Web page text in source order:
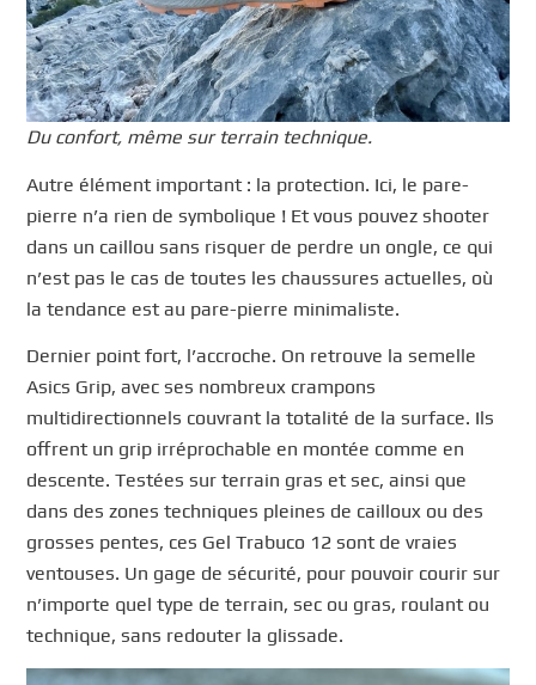
Du confort, même sur terrain technique.
Autre élément important : la protection. Ici, le pare-
pierre n’a rien de symbolique ! Et vous pouvez shooter
dans un caillou sans risquer de perdre un ongle, ce qui
n’est pas le cas de toutes les chaussures actuelles, où
la tendance est au pare-pierre minimaliste.
Dernier point fort, l’accroche. On retrouve la semelle
Asics Grip, avec ses nombreux crampons
multidirectionnels couvrant la totalité de la surface. Ils
offrent un grip irréprochable en montée comme en
descente. Testées sur terrain gras et sec, ainsi que
dans des zones techniques pleines de cailloux ou des
grosses pentes, ces Gel Trabuco 12 sont de vraies
ventouses. Un gage de sécurité, pour pouvoir courir sur
n’importe quel type de terrain, sec ou gras, roulant ou
technique, sans redouter la glissade.